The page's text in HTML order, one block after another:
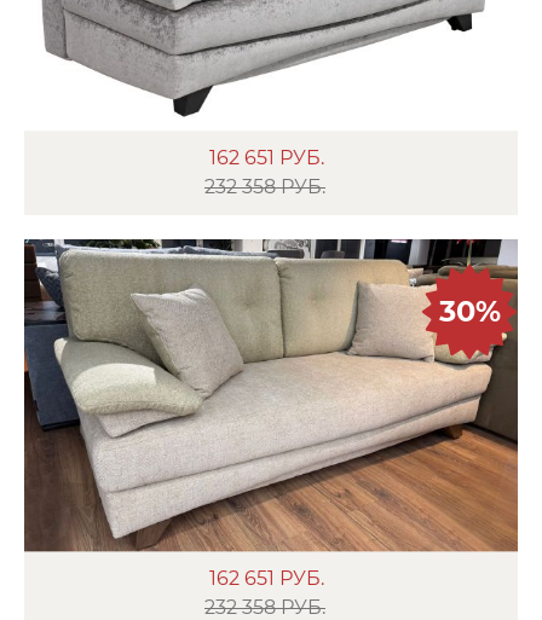
162 651 РУБ.
232 358 РУБ.
162 651 РУБ.
232 358 РУБ.
30%